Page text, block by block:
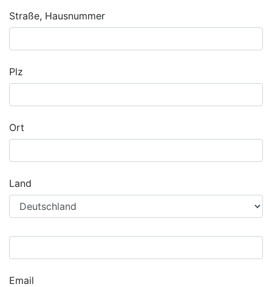
Straße, Hausnummer
Plz
Ort
Land
Email